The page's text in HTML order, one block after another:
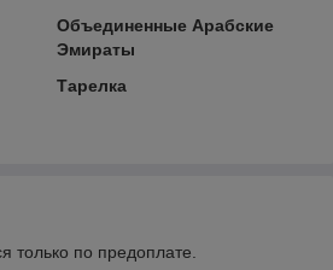
Объединенные Арабские
Эмираты
Тарелка
только по предоплате.